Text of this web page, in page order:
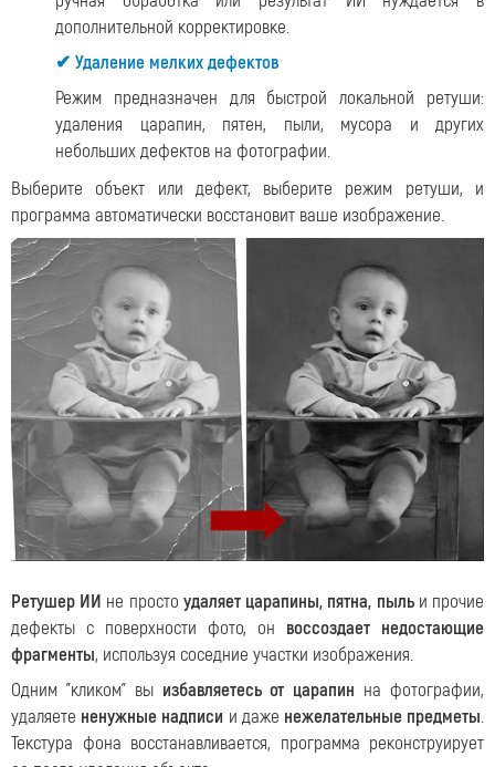
дополнительной корректировке.
✔ Удаление мелких дефектов
Режим предназначен для быстрой локальной ретуши:
удаления царапин, пятен, пыли, мусора и других
небольших дефектов на фотографии.
Выберите объект или дефект, выберите режим ретуши, и
программа автоматически восстановит ваше изображение.
Ретушер ИИ не просто удаляет царапины, пятна, пыльи прочие
дефекты с поверхности фото, он воссоздает недостающие
фрагменты, используя соседние участки изображения.
Одним "кликом" вы избавляетесь от царапин на фотографии,
удаляете ненужные надписи и даже нежелательные предметы.
Текстура фона восстанавливается, программа реконструирует